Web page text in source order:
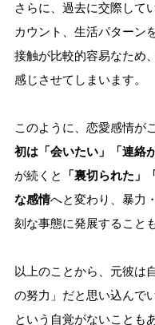
さらに、過去に交際して
カウント、生活パターン
接触が比較的容易なため
感じさせてしまいます。
このように、恋愛感情が
初は「会いたい」「連絡
が続くと
「裏切られた」
な感情へと変わり、暴力
刻な事態に発展すること
以上のことから、元彼は
の努力」だと思い込んで
という自覚がないことも